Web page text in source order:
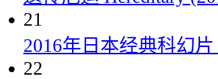
21
2016年日本经典科幻
22